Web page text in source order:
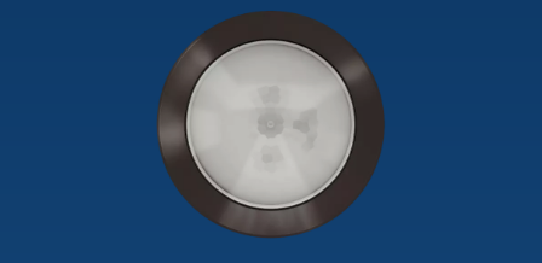
Läsnäolo- ja liiketunnistimet
LED valaisin
Aika- ja valaistuksen ohjaus
KNX-järjestelmät
Liike- ja läsnäolotunnistimet
DALI-2 valaistuksen ohjaus
Älyohjausjärjestelmä LUXORliving
Mediakirjasto
Tuoteluettelot ja esitteet
Theben AG